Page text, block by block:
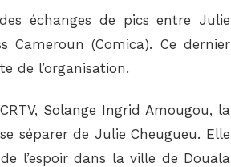
échanges de pics entre Julie
Cameroun (Comica). Ce dernier
de l’organisation.
CRTV, Solange Ingrid Amougou, la
séparer de Julie Cheugueu. Elle
l’espoir dans la ville de Douala